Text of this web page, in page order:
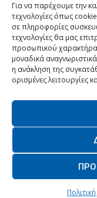
Για να παρέχουμε την
τεχνολογίες όπως
σε πληροφορίες
τεχνολογίες θα μας
προσωπικού
μοναδικά
η ανάκληση της
ορισμένες λειτουργίες
Domain:
Δικαιούχος Domain:
Διευθυντής:
Διαχειριστής:
Δήλωση Συμμόρφωσης
©